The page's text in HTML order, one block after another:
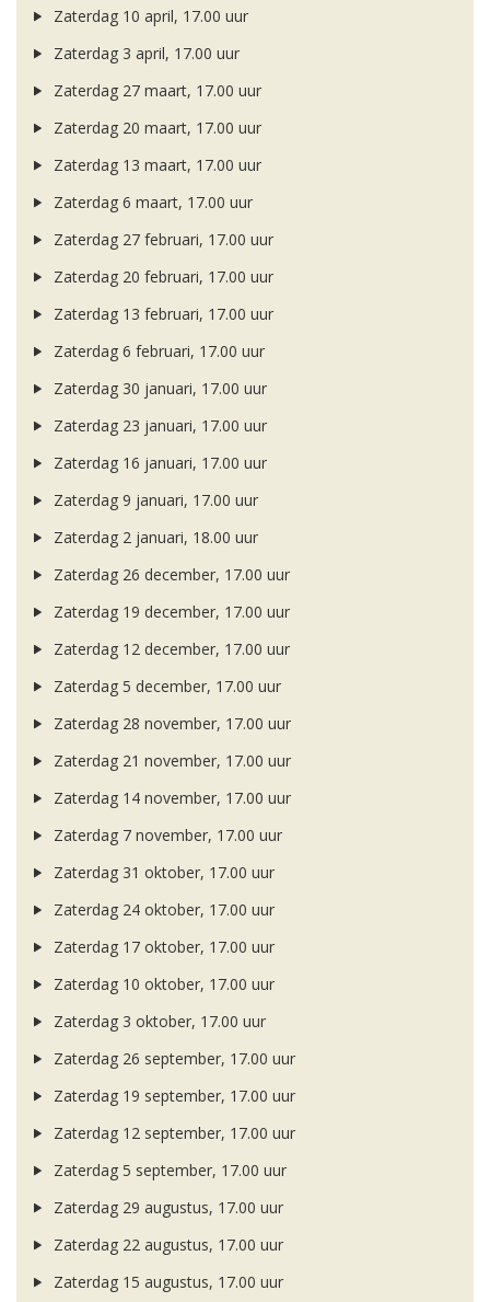
Zaterdag 10 april, 17.00 uur
Zaterdag 3 april, 17.00 uur
Zaterdag 27 maart, 17.00 uur
Zaterdag 20 maart, 17.00 uur
Zaterdag 13 maart, 17.00 uur
Zaterdag 6 maart, 17.00 uur
Zaterdag 27 februari, 17.00 uur
Zaterdag 20 februari, 17.00 uur
Zaterdag 13 februari, 17.00 uur
Zaterdag 6 februari, 17.00 uur
Zaterdag 30 januari, 17.00 uur
Zaterdag 23 januari, 17.00 uur
Zaterdag 16 januari, 17.00 uur
Zaterdag 9 januari, 17.00 uur
Zaterdag 2 januari, 18.00 uur
Zaterdag 26 december, 17.00 uur
Zaterdag 19 december, 17.00 uur
Zaterdag 12 december, 17.00 uur
Zaterdag 5 december, 17.00 uur
Zaterdag 28 november, 17.00 uur
Zaterdag 21 november, 17.00 uur
Zaterdag 14 november, 17.00 uur
Zaterdag 7 november, 17.00 uur
Zaterdag 31 oktober, 17.00 uur
Zaterdag 24 oktober, 17.00 uur
Zaterdag 17 oktober, 17.00 uur
Zaterdag 10 oktober, 17.00 uur
Zaterdag 3 oktober, 17.00 uur
Zaterdag 26 september, 17.00 uur
Zaterdag 19 september, 17.00 uur
Zaterdag 12 september, 17.00 uur
Zaterdag 5 september, 17.00 uur
Zaterdag 29 augustus, 17.00 uur
Zaterdag 22 augustus, 17.00 uur
Zaterdag 15 augustus, 17.00 uur